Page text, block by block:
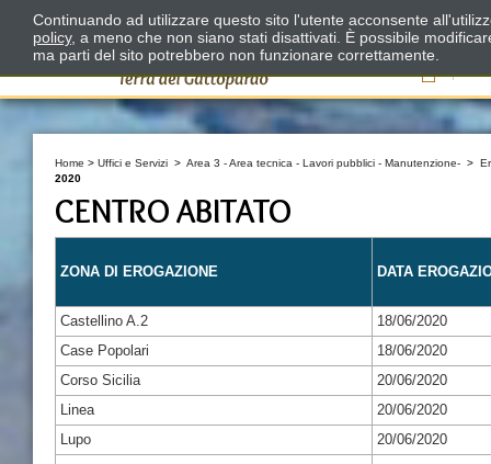
Il
Home > Uffici e Servizi > Area 3 - Area tecnica - Lavori pubblici - Manutenzione- >
2020
CENTRO ABITATO
ZONA DI EROGAZIONE DATA
Castellino A.2
18/06/2020
Case Popolari
18/06/2020
Corso Sicilia
20/06/2020
Linea
20/06/2020
Lupo
20/06/2020
Continuando ad utilizzare questo sito l'utente acconsente
policy, a meno che non siano stati disattivati. È possibile
ma parti del sito potrebbero non funzionare correttamente.